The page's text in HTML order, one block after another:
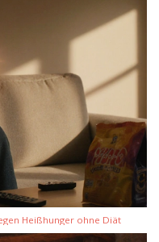
Heißhunger ohne Diät